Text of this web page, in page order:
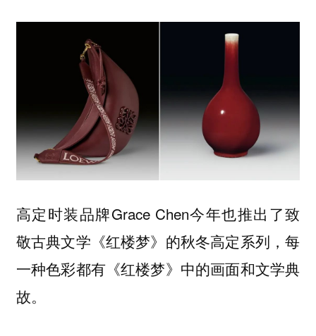
高定时装品牌Grace Chen今年也推出了致
敬古典文学《红楼梦》的秋冬高定系列，每
一种色彩都有《红楼梦》中的画面和文学典
故。